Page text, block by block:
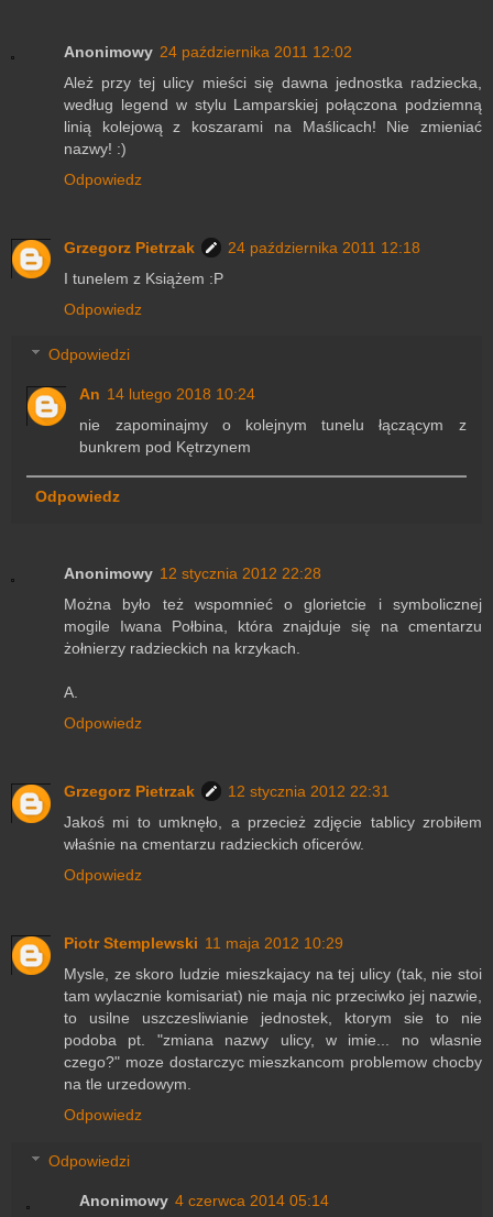
Anonimowy 24 października 2011 12:02
Ależ przy tej ulicy mieści się dawna jednostka radziecka,
według legend w stylu Lamparskiej połączona podziemną
linią kolejową z koszarami na Maślicach! Nie zmieniać
nazwy! :)
Odpowiedz
Grzegorz Pietrzak
24 października 2011 12:18
I tunelem z Książem :P
Odpowiedz
Odpowiedzi
An 14 lutego 2018 10:24
nie zapominajmy o kolejnym tunelu łączącym z
bunkrem pod Kętrzynem
Odpowiedz
Anonimowy 12 stycznia 2012 22:28
Można było też wspomnieć o glorietcie i symbolicznej
mogile Iwana Połbina, która znajduje się na cmentarzu
żołnierzy radzieckich na krzykach.
A.
Odpowiedz
Grzegorz Pietrzak
12 stycznia 2012 22:31
Jakoś mi to umknęło, a przecież zdjęcie tablicy zrobiłem
właśnie na cmentarzu radzieckich oficerów.
Odpowiedz
Piotr Stemplewski 11 maja 2012 10:29
Mysle, ze skoro ludzie mieszkajacy na tej ulicy (tak, nie stoi
tam wylacznie komisariat) nie maja nic przeciwko jej nazwie,
to usilne uszczesliwianie jednostek, ktorym sie to nie
podoba pt. "zmiana nazwy ulicy, w imie... no wlasnie
czego?" moze dostarczyc mieszkancom problemow chocby
na tle urzedowym.
Odpowiedz
Odpowiedzi
Anonimowy 4 czerwca 2014 05:14